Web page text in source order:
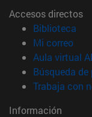
Accesos directos
Biblioteca
Mi correo
Aula virtual
Búsqueda de
Trabaja con
Información